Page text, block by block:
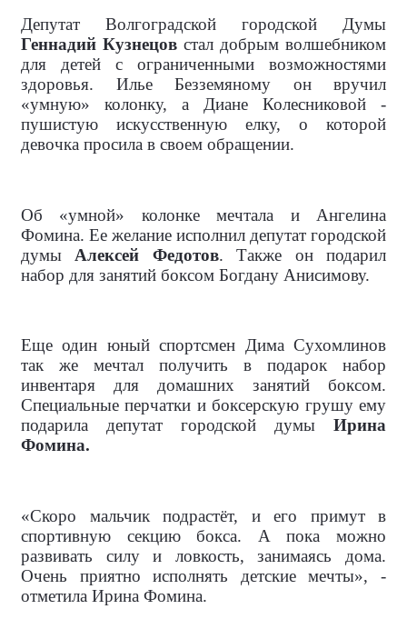
Депутат Волгоградской городской Думы
Геннадий Кузнецов стал добрым волшебником
для детей с ограниченными возможностями
здоровья. Илье Безземяному он вручил
«умную» колонку, а Диане Колесниковой -
пушистую искусственную елку, о которой
девочка просила в своем обращении.
Об «умной» колонке мечтала и Ангелина
Фомина. Ее желание исполнил депутат городской
думы Алексей Федотов. Также он подарил
набор для занятий боксом Богдану Анисимову.
Еще один юный спортсмен Дима Сухомлинов
так же мечтал получить в подарок набор
инвентаря для домашних занятий боксом.
Специальные перчатки и боксерскую грушу ему
подарила депутат городской думы Ирина
Фомина.
«Скоро мальчик подрастёт, и его примут в
спортивную секцию бокса. А пока можно
развивать силу и ловкость, занимаясь дома.
Очень приятно исполнять детские мечты», -
отметила Ирина Фомина.